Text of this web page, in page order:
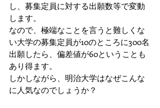
し、募集定員に対する出願数等で変動
します。
なので、極端なことを言うと難しくな
い大学の募集定員が10のところに300名
出願したら、偏差値が60ということも
あり得ます。
しかしながら、明治大学はなぜこんな
に人気なのでしょうか？